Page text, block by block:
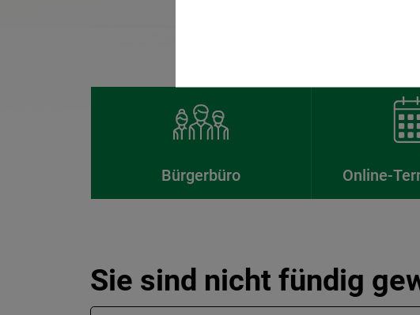
Bürgerbüro Online-
Sie sind nicht fündig